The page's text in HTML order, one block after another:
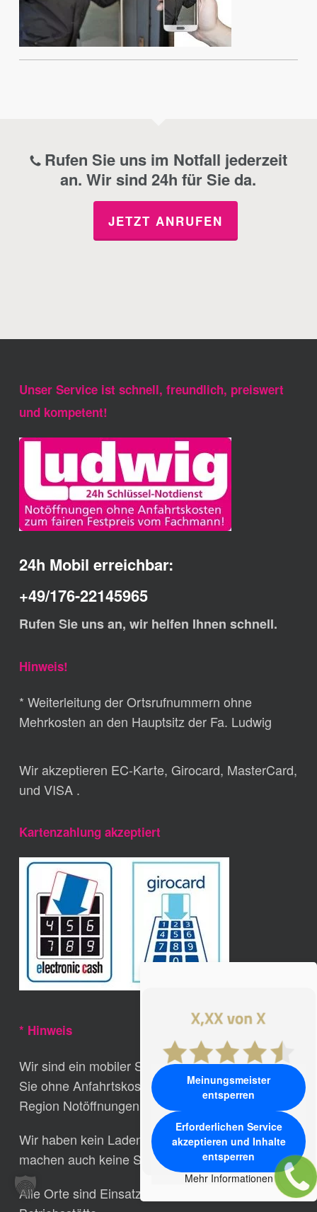
Rufen Sie uns im Notfall jederzeit
an. Wir sind 24h für Sie da.
JETZT ANRUFEN
Unser Service ist schnell, freundlich, preiswert
und kompetent!
24h Mobil erreichbar:
+49/176-22145965
Rufen Sie uns an, wir helfen Ihnen schnell.
Hinweis!
* Weiterleitung der Ortsrufnummern ohne
Mehrkosten an den Hauptsitz der Fa. Ludwig
Wir akzeptieren EC-Karte, Girocard, MasterCard,
und VISA .
Kartenzahlung akzeptiert
* Hinweis
Wir sind ein mobiler Schlüssel-Notdienst der für
Sie ohne Anfahrtskosten zum Festpreis in Ihrer
Region Notöffnungen durchführt.
Wir haben kein Laden-Verkaufs-Geschäft und
machen auch keine Schlüssel nach.
Alle Orte sind Einsatzgebiete aber keine
Meinungsmeister
entsperren
Erforderlichen Service
akzeptieren und Inhalte
entsperren
Mehr Informationen